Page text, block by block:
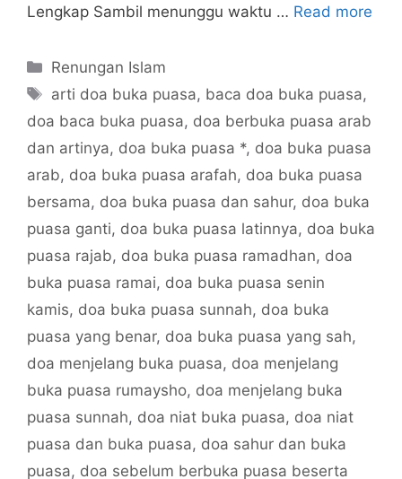
Lengkap Sambil menunggu waktu … Read more
Categories
Renungan Islam
Tags
arti doa buka puasa, baca doa buka puasa,
doa baca buka puasa, doa berbuka puasa arab
dan artinya, doa buka puasa *, doa buka puasa
arab, doa buka puasa arafah, doa buka puasa
bersama, doa buka puasa dan sahur, doa buka
puasa ganti, doa buka puasa latinnya, doa buka
puasa rajab, doa buka puasa ramadhan, doa
buka puasa ramai, doa buka puasa senin
kamis, doa buka puasa sunnah, doa buka
puasa yang benar, doa buka puasa yang sah,
doa menjelang buka puasa, doa menjelang
buka puasa rumaysho, doa menjelang buka
puasa sunnah, doa niat buka puasa, doa niat
puasa dan buka puasa, doa sahur dan buka
puasa, doa sebelum berbuka puasa beserta